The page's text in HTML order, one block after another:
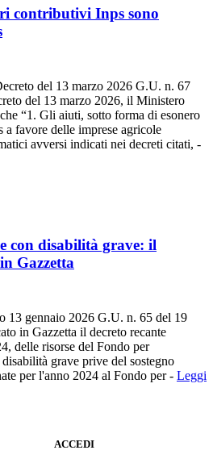
contributivi Inps sono
del 13 marzo 2026 G.U. n. 67
del 13 marzo 2026, il Ministero
“1. Gli aiuti, sotto forma di esonero
favore delle imprese agricole
avversi indicati nei decreti citati, -
con disabilità grave: il
Gazzetta
13 gennaio 2026 G.U. n. 65 del 19
in Gazzetta il decreto recante
delle risorse del Fondo per
grave prive del sostegno
per l'anno 2024 al Fondo per - Leggi
ACCEDI